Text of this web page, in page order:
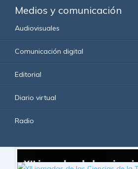
Medios y comunicación
Audiovisuales
Comunicación digital
Editorial
Diario virtual
Radio